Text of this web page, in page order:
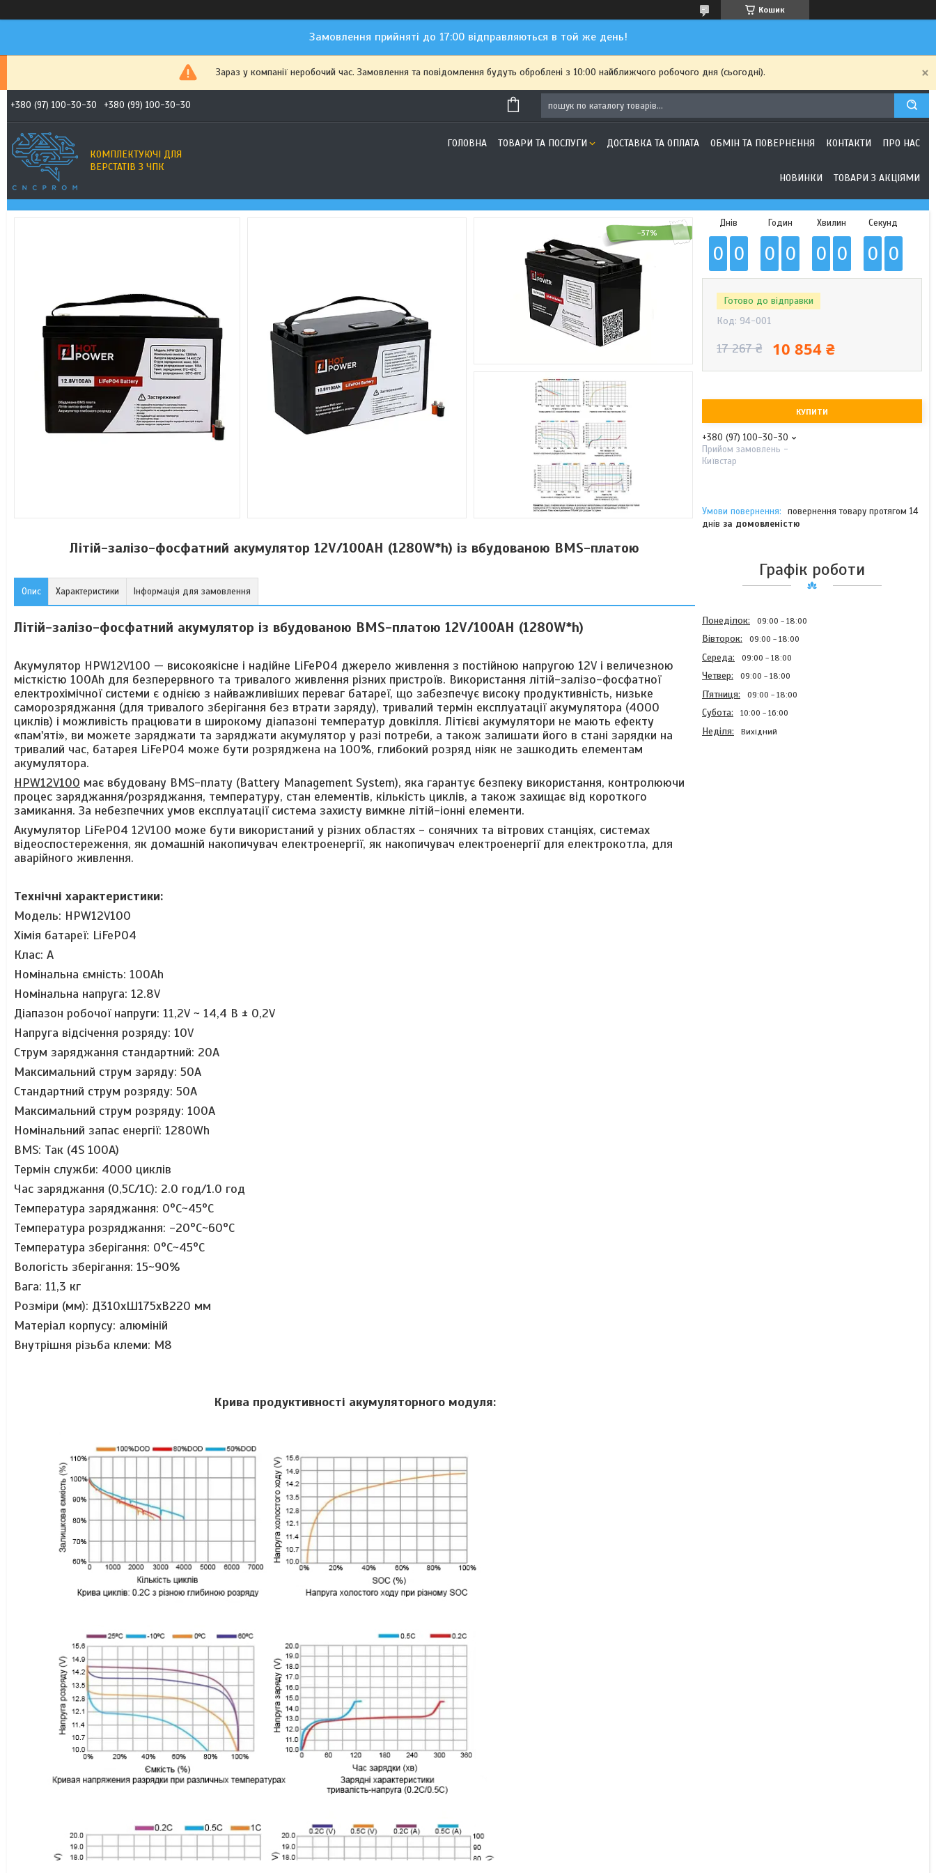
Кошик
Замовлення прийняті до 17:00 відправляються в той же день!
Зараз у компанії неробочий час. Замовлення та повідомлення будуть оброблені з 10:00 найближчого робочого дня (сьогодні).
+380 (97) 100-30-30 +380 (99) 100-30-30
КОМПЛЕКТУЮЧІ ДЛЯ
ВЕРСТАТІВ З ЧПК
ГОЛОВНА ТОВАРИ ТА ПОСЛУГИ ДОСТАВКА ТА ОПЛАТА ОБМІН ТА ПОВЕРНЕННЯ КОНТАКТИ ПРО НАС
НОВИНКИ ТОВАРИ З АКЦІЯМИ
–37%
Літій-залізо-фосфатний акумулятор 12V/100AH (1280W*h) із вбудованою BMS-платою
Опис Характеристики Інформація для замовлення
Літій-залізо-фосфатний акумулятор із вбудованою BMS-платою 12V/100AH (1280W*h)
Акумулятор HPW12V100 — високоякісне і надійне LiFePO4 джерело живлення з постійною напругою 12V і величезною
місткістю 100Ah для безперервного та тривалого живлення різних пристроїв. Використання літій-залізо-фосфатної
електрохімічної системи є однією з найважливіших переваг батареї, що забезпечує високу продуктивність, низьке
саморозряджання (для тривалого зберігання без втрати заряду), тривалий термін експлуатації акумулятора (4000
циклів) і можливість працювати в широкому діапазоні температур довкілля. Літієві акумулятори не мають ефекту
«пам'яті», ви можете заряджати та заряджати акумулятор у разі потреби, а також залишати його в стані зарядки на
тривалий час, батарея LiFePO4 може бути розряджена на 100%, глибокий розряд ніяк не зашкодить елементам
акумулятора.
HPW12V100 має вбудовану BMS-плату (Battery Management System), яка гарантує безпеку використання, контролюючи
процес заряджання/розряджання, температуру, стан елементів, кількість циклів, а також захищає від короткого
замикання. За небезпечних умов експлуатації система захисту вимкне літій-іонні елементи.
Акумулятор LiFePO4 12V100 може бути використаний у різних областях - сонячних та вітрових станціях, системах
відеоспостереження, як домашній накопичувач електроенергії, як накопичувач електроенергії для електрокотла, для
аварійного живлення.
Технічні характеристики:
Модель: HPW12V100
Хімія батареї: LiFePO4
Клас: A
Номінальна ємність: 100Ah
Номінальна напруга: 12.8V
Діапазон робочої напруги: 11,2V ~ 14,4 В ± 0,2V
Напруга відсічення розряду: 10V
Струм заряджання стандартний: 20A
Максимальний струм заряду: 50A
Стандартний струм розряду: 50А
Максимальний струм розряду: 100А
Номінальний запас енергії: 1280Wh
BMS: Так (4S 100A)
Термін служби: 4000 циклів
Час заряджання (0,5C/1C): 2.0 год/1.0 год
Температура заряджання: 0°C~45°C
Температура розряджання: -20°C~60°C
Температура зберігання: 0°C~45°C
Вологість зберігання: 15~90%
Вага: 11,3 кг
Розміри (мм): Д310хШ175хВ220 мм
Матеріал корпусу: алюміній
Внутрішня різьба клеми: М8
Крива продуктивності акумуляторного модуля:
Днів
0 0
Годин
0 0
Хвилин
0 0
Секунд
0 0
Готово до відправки
Код: 94-001
17 267 ₴ 10 854 ₴
КУПИТИ
+380 (97) 100-30-30
Прийом замовлень -
Київстар
повернення товару протягом 14
днів за домовленістю
Графік роботи
Понеділок 09:00 18:00
Вівторок 09:00 18:00
Середа 09:00 18:00
Четвер 09:00 18:00
Пʼятниця 09:00 18:00
Субота 10:00 16:00
Неділя Вихідний